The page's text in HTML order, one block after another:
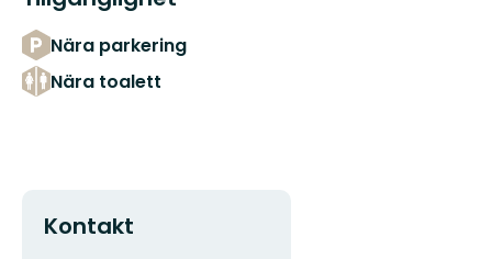
Nära parkering
Nära toalett
Kontakt